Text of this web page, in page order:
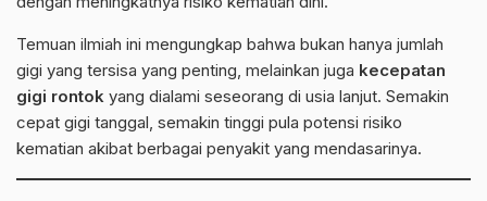
Temuan ilmiah ini mengungkap bahwa bukan hanya jumlah
gigi yang tersisa yang penting, melainkan juga kecepatan
gigi rontok yang dialami seseorang di usia lanjut. Semakin
cepat gigi tanggal, semakin tinggi pula potensi risiko
kematian akibat berbagai penyakit yang mendasarinya.